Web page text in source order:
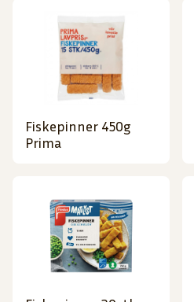
Fiskepinner 450g
Prima